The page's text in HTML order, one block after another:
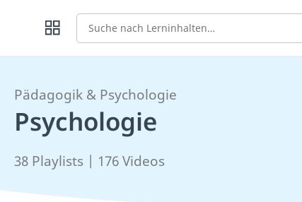
Suche
Pädagogik & Psychologie
Psychologie
38 Playlists | 176 Videos